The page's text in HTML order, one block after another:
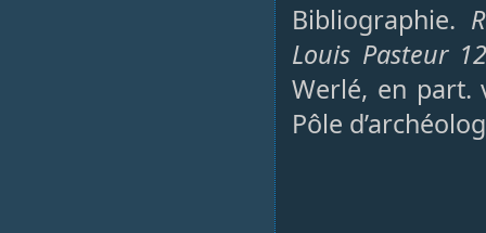
Bibliographie.
Louis Pasteur
Werlé, en part.
Pôle